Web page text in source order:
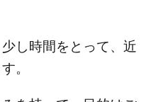
し時間をとって、近
。